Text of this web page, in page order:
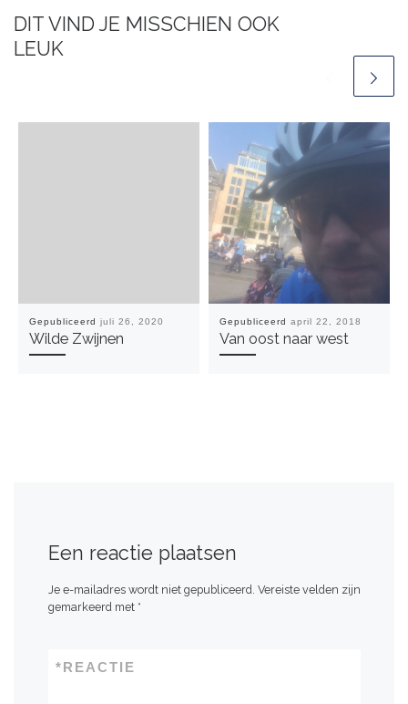
DIT VIND JE MISSCHIEN OOK
LEUK
Gepubliceerd juli 26, 2020
Wilde Zwijnen
Gepubliceerd april 22, 2018
Van oost naar west
Een reactie plaatsen
Je e-mailadres wordt niet gepubliceerd. Vereiste velden zijn
gemarkeerd met *
REACTIE
*